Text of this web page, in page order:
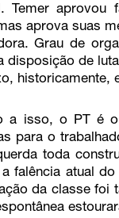
Temer
aprova suas
Grau de
disposição de
historicamente,
a isso, o PT é
para o
toda
falência atual
da classe foi